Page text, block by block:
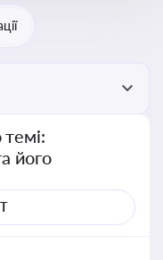
його